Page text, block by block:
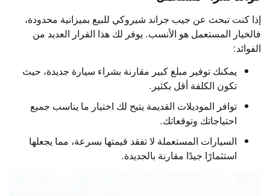
إذا كنت تبحث عن جيب جراند شيروكي للبيع بميزانية محدودة،
فالخيار المستعمل هو الأنسب. يوفر لك هذا القرار العديد من
الفوائد:
يمكنك توفير مبلغ كبير مقارنة بشراء سيارة جديدة، حيث
تكون الكلفة أقل بكثير.
توافر الموديلات القديمة يتيح لك اختيار ما يناسب جميع
احتياجاتك وتوقعاتك.
السيارات المستعملة لا تفقد قيمتها بسرعة، مما يجعلها
استثمارًا جيدًا مقارنة بالجديدة.